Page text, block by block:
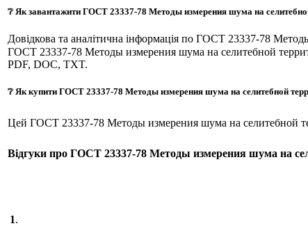
❔ Як завантажити ГОСТ 23337-78 Методы измерения шума на
Довідкова та аналітична інформація по ГОСТ 23337-78
ГОСТ 23337-78 Методы измерения шума на селитебной
PDF, DOC, TXT.
❔ Як купити ГОСТ 23337-78 Методы измерения шума на селитебной
Цей ГОСТ 23337-78 Методы измерения шума на селитебной
Відгуки про ГОСТ 23337-78 Методы измерения шума на
1.